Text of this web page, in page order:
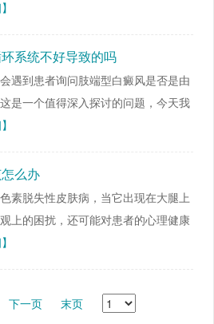
系统不好导致的吗
遇到患者询问肢端型白癜风是否是由
是一个值得深入探讨的问题，今天我
么办
素脱失性皮肤病，当它出现在大腿上
上的困扰，还可能对患者的心理健康
下一页
末页